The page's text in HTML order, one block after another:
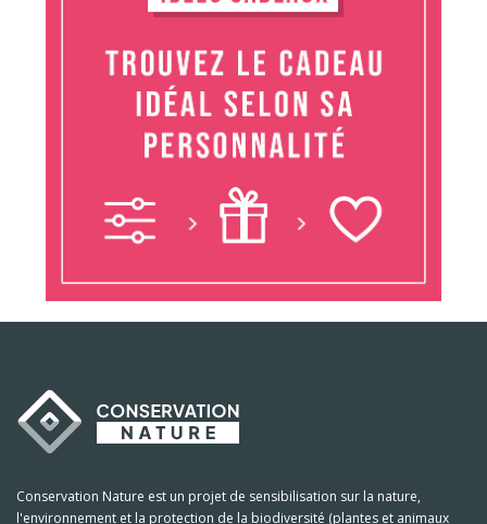
Conservation Nature est un projet de sensibilisation sur la nature,
l'environnement et la protection de la biodiversité (plantes et animaux